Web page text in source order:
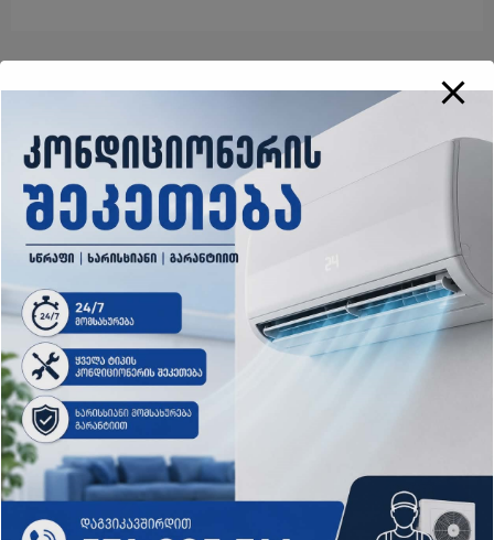
пользователь
დაკავშირებული პოსტები
ახალი ამბები